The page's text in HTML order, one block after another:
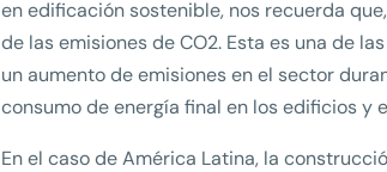
en edificación sostenible, nos recuerda
de las emisiones de CO2. Esta es una de
un aumento de emisiones en el sector
consumo de energía final en los edificios y
En el caso de América Latina, la